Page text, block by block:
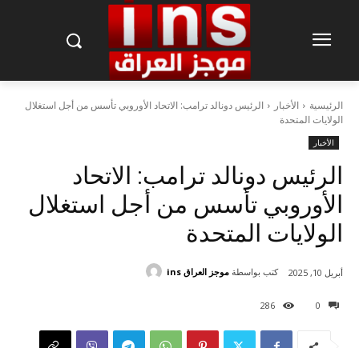
الرئيسية الأخبار
الرئيس دونالد ترامب: الاتحاد الأوروبي تأسس من أجل استغلال
الولايات المتحدة
الأخبار
الرئيس دونالد ترامب: الاتحاد
الأوروبي تأسس من أجل استغلال
الولايات المتحدة
0
286
أبريل 10, 2025 كتب بواسطة موجز العراق ins